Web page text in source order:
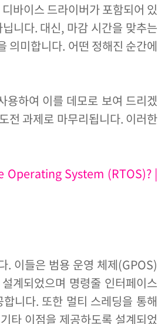
바이스 드라이버가 포함되어 있
니다. 대신, 마감 시간을 맞추는
의미합니다. 어떤 정해진 순간에
하여 이를 데모로 보여 드리겠
전 과제로 마무리됩니다. 이러한
System (RTOS)? |
이들은 범용 운영 체제(GPOS)
계되었으며 명령줄 인터페이스
니다. 또한 멀티 스레딩을 통해
타 이점을 제공하도록 설계되었